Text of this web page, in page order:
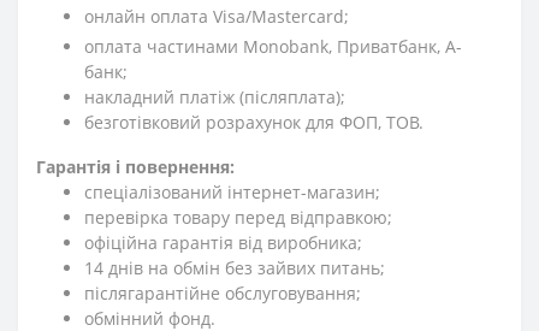
онлайн оплата Visa/Mastercard;
оплата частинами Monobank, Приватбанк, А-
банк;
накладний платіж (післяплата);
безготівковий розрахунок для ФОП, ТОВ.
Гарантія і повернення:
спеціалізований інтернет-магазин;
перевірка товару перед відправкою;
офіційна гарантія від виробника;
14 днів на обмін без зайвих питань;
післягарантійне обслуговування;
обмінний фонд.